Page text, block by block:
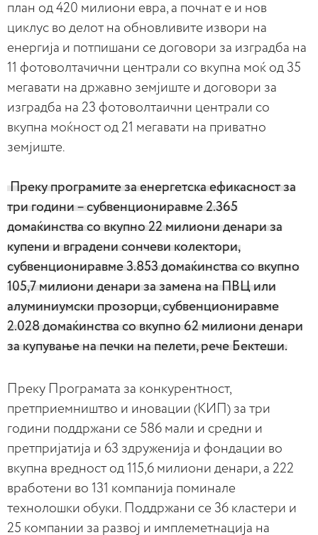
план од 420 милиони евра, а почнат е и нов
циклус во делот на обновливите извори на
енергија и потпишани се договори за изградба на
11 фотоволтачични централи со вкупна моќ од 35
мегавати на државно земјиште и договори за
изградба на 23 фотоволтаични централи со
вкупна моќност од 21 мегавати на приватно
земјиште.
Преку програмите за енергетска ефикасност за
три години – субвенциониравме 2.365
домаќинства со вкупно 22 милиони денари за
купени и вградени сончеви колектори,
субвенциониравме 3.853 домаќинства со вкупно
105,7 милиони денари за замена на ПВЦ или
алуминиумски прозорци, субвенциониравме
2.028 домаќинства со вкупно 62 милиони денари
за купување на печки на пелети, рече Бектеши.
Преку Програмата за конкурентност,
претприемништво и иновации (KИП) за три
години поддржани се 586 мали и средни и
претпријатија и 63 здруженија и фондации во
вкупна вредност од 115,6 милиони денари, а 222
вработени во 131 компанија поминале
технолошки обуки. Поддржани се 36 кластери и
25 компании за развој и имплеметнација на